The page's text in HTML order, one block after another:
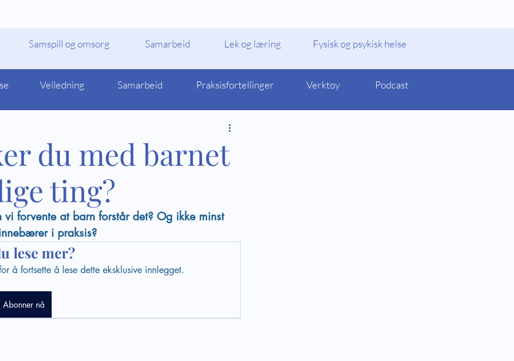
Samspill og omsorg Samarbeid Lek og læring Fysisk og psykisk helse
Veiledning Samarbeid Praksisfortellinger Verktøy Podcast
du med barnet
ting?
forvente at barn forstår det? Og ikke minst
i praksis?
lese mer?
å fortsette å lese dette eksklusive innlegget.
Abonner nå